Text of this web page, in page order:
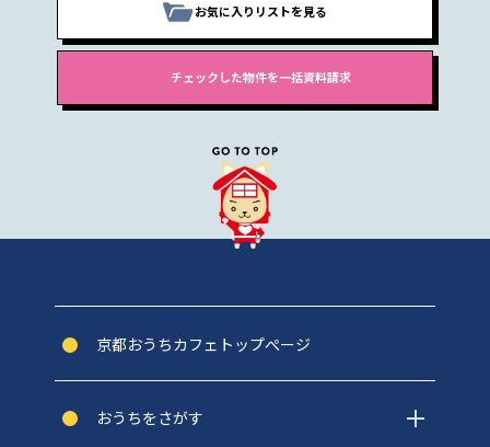
お気に入りリストを見る
京都おうちカフェトップぺージ
おうちをさがす